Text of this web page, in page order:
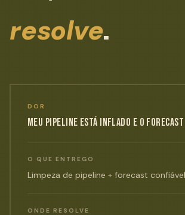
resolve.
DOR
MEU PIPELINE ESTÁ INFLADO E O
O QUE ENTREGO
Limpeza de pipeline + forecast confiável
ONDE RESOLVE